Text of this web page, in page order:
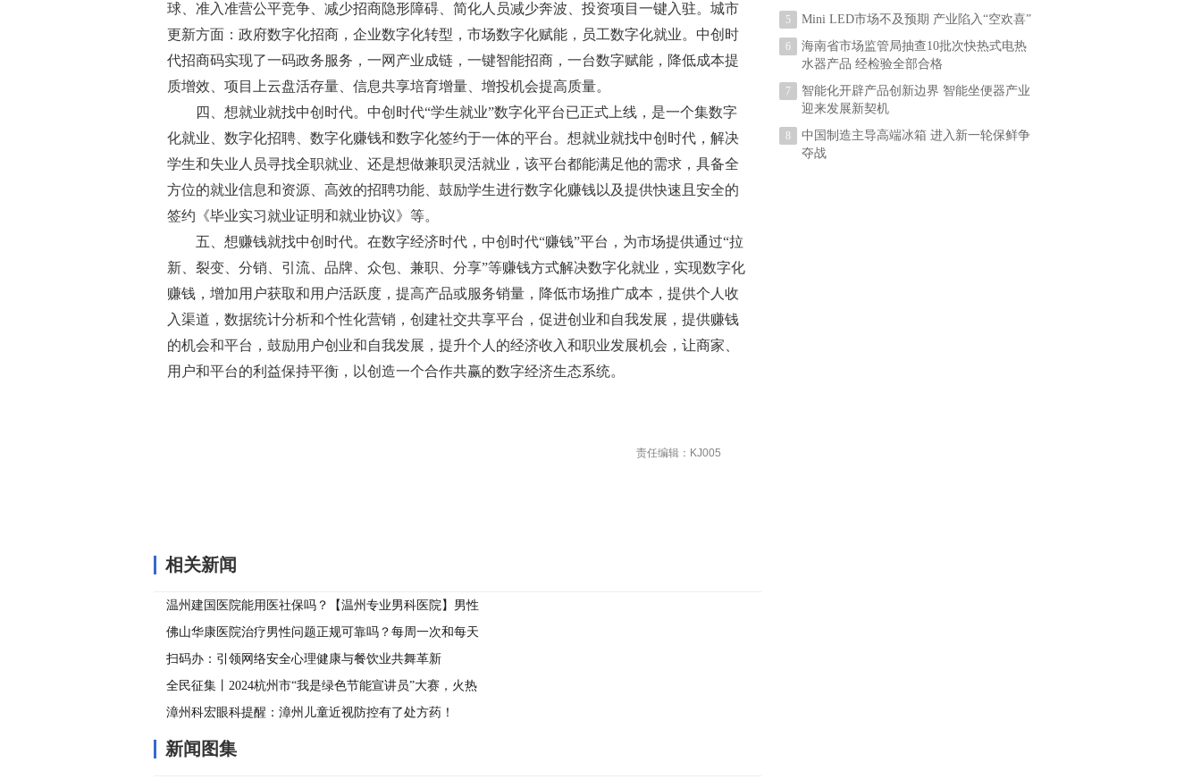
球、准入准营公平竞争、减少招商隐形障碍、简化人员减少奔波、投资项目一键入驻。城市
更新方面：政府数字化招商，企业数字化转型，市场数字化赋能，员工数字化就业。中创时
代招商码实现了一码政务服务，一网产业成链，一键智能招商，一台数字赋能，降低成本提
质增效、项目上云盘活存量、信息共享培育增量、增投机会提高质量。
四、想就业就找中创时代。中创时代“学生就业”数字化平台已正式上线，是一个集数字
化就业、数字化招聘、数字化赚钱和数字化签约于一体的平台。想就业就找中创时代，解决
学生和失业人员寻找全职就业、还是想做兼职灵活就业，该平台都能满足他的需求，具备全
方位的就业信息和资源、高效的招聘功能、鼓励学生进行数字化赚钱以及提供快速且安全的
签约《毕业实习就业证明和就业协议》等。
五、想赚钱就找中创时代。在数字经济时代，中创时代“赚钱”平台，为市场提供通过“拉
新、裂变、分销、引流、品牌、众包、兼职、分享”等赚钱方式解决数字化就业，实现数字化
赚钱，增加用户获取和用户活跃度，提高产品或服务销量，降低市场推广成本，提供个人收
入渠道，数据统计分析和个性化营销，创建社交共享平台，促进创业和自我发展，提供赚钱
的机会和平台，鼓励用户创业和自我发展，提升个人的经济收入和职业发展机会，让商家、
用户和平台的利益保持平衡，以创造一个合作共赢的数字经济生态系统。
责任编辑：KJ005
相关新闻
温州建国医院能用医社保吗？【温州专业男科医院】男性
生殖器疱疹可以这么预防！
佛山华康医院治疗男性问题正规可靠吗？每周一次和每天
一次，哪个更幸福？
扫码办：引领网络安全心理健康与餐饮业共舞革新
全民征集丨2024杭州市“我是绿色节能宣讲员”大赛，火热
报名中
漳州科宏眼科提醒：漳州儿童近视防控有了处方药！
新闻图集
5 Mini LED市场不及预期 产业陷入“空欢喜”
6
海南省市场监管局抽查10批次快热式电热
水器产品 经检验全部合格
7
智能化开辟产品创新边界 智能坐便器产业
迎来发展新契机
8
中国制造主导高端冰箱 进入新一轮保鲜争
夺战